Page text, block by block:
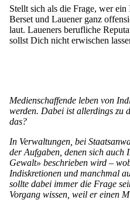
Stellt sich als die Frage, wer
Berset und Lauener ganz
laut. Laueners berufliche
sollst Dich nicht erwischen
Medienschaffende leben von
werden. Dabei ist allerdings zu
das?
In Verwaltungen, bei
der Aufgaben, denen sich auch
Gewalt» beschrieben wird –
Indiskretionen und manchmal
sollte dabei immer die Frage
Vorgang wissen, weil er einen